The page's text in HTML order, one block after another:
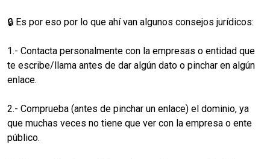
🔒 Es por eso por lo que ahí van algunos consejos jurídicos:
1.- Contacta personalmente con la empresas o entidad que
te escribe/llama antes de dar algún dato o pinchar en algún
enlace.
2.- Comprueba (antes de pinchar un enlace) el dominio, ya
que muchas veces no tiene que ver con la empresa o ente
público.